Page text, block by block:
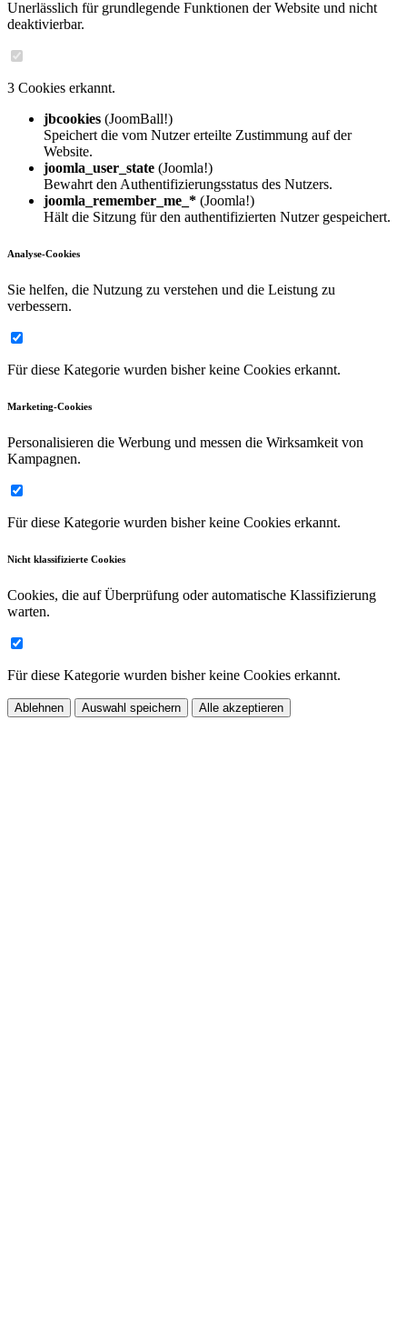
Unerlässlich für grundlegende Funktionen der Website und nicht
deaktivierbar.
3 Cookies erkannt.
jbcookies (JoomBall!)
Speichert die vom Nutzer erteilte Zustimmung auf der
Website.
joomla_user_state (Joomla!)
Bewahrt den Authentifizierungsstatus des Nutzers.
joomla_remember_me_* (Joomla!)
Hält die Sitzung für den authentifizierten Nutzer gespeichert.
Analyse-Cookies
Sie helfen, die Nutzung zu verstehen und die Leistung zu
verbessern.
Für diese Kategorie wurden bisher keine Cookies erkannt.
Marketing-Cookies
Personalisieren die Werbung und messen die Wirksamkeit von
Kampagnen.
Für diese Kategorie wurden bisher keine Cookies erkannt.
Nicht klassifizierte Cookies
Cookies, die auf Überprüfung oder automatische Klassifizierung
warten.
Für diese Kategorie wurden bisher keine Cookies erkannt.
Ablehnen Auswahl speichern Alle akzeptieren